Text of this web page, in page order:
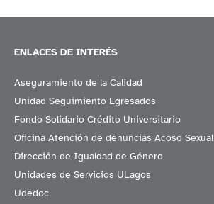
ENLACES DE INTERÉS
Aseguramiento de la Calidad
Unidad Seguimiento Egresados
Fondo Solidario Crédito Universitario
Oficina Atención de denuncias Acoso Sexual
Dirección de Igualdad de Género
Unidades de Servicios ULagos
Udedoc